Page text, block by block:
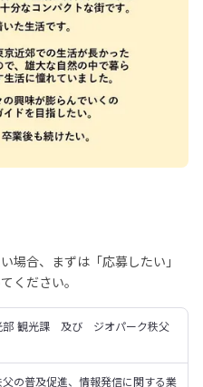
場合、まずは「応募したい」
ください。
観光課　及び　ジオパーク秩父
父の普及促進、情報発信に関する業